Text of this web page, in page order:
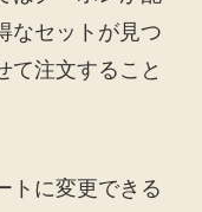
なセットが見つ
て注文すること
トに変更できる